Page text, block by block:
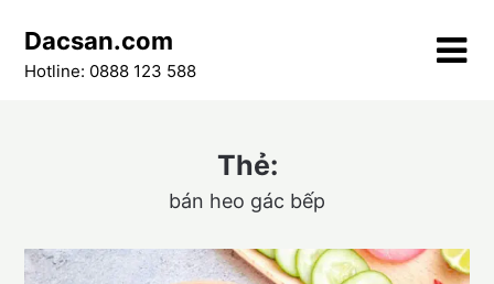
content
Dacsan.com
Hotline: 0888 123 588
Thẻ:
bán heo gác bếp